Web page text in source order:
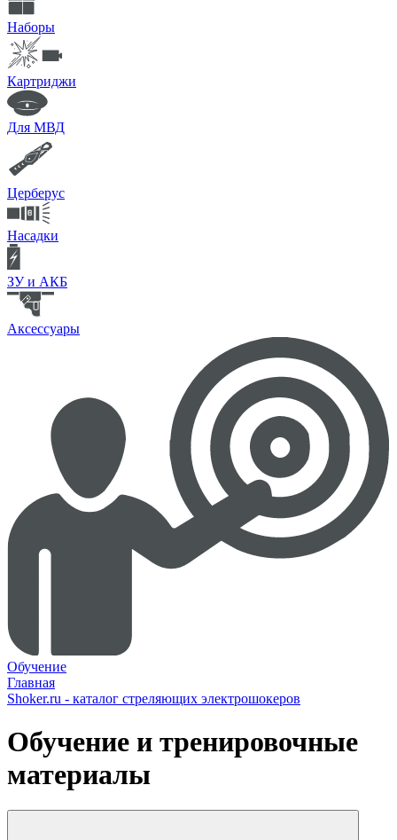
Наборы
Картриджи
Для МВД
Церберус
Насадки
ЗУ и АКБ
Аксессуары
Обучение
Главная
Shoker.ru - каталог стреляющих электрошокеров
Обучение и тренировочные
материалы